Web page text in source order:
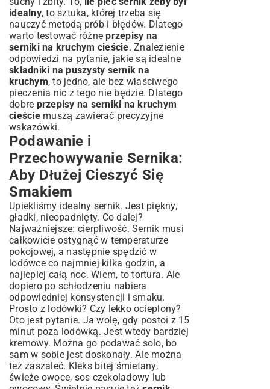
idealny, to sztuka, której trzeba się
nauczyć metodą prób i błędów. Dlatego
warto testować różneprzepisy na
serniki na kruchym cieście. Znalezienie
odpowiedzi na pytanie, jakie są idealne
składniki na puszysty sernik na
kruchym, to jedno, ale bez właściwego
pieczenia nic z tego nie będzie. Dlatego
dobre przepisy na serniki na kruchym
cieściemuszą zawierać precyzyjne
wskazówki.
Podawanie i
Przechowywanie Sernika:
Aby Dłużej Cieszyć Się
Smakiem
Upiekliśmy idealny sernik. Jest piękny,
gładki, nieopadnięty. Co dalej?
Najważniejsze: cierpliwość. Sernik musi
całkowicie ostygnąć w temperaturze
pokojowej, a następnie spędzić w
lodówce co najmniej kilka godzin, a
najlepiej całą noc. Wiem, to tortura. Ale
dopiero po schłodzeniu nabiera
odpowiedniej konsystencji i smaku.
Prosto z lodówki? Czy lekko ocieplony?
Oto jest pytanie. Ja wolę, gdy postoi z 15
minut poza lodówką. Jest wtedy bardziej
kremowy. Można go podawać solo, bo
sam w sobie jest doskonały. Ale można
też zaszaleć. Kleks bitej śmietany,
świeże owoce, sos czekoladowy lub